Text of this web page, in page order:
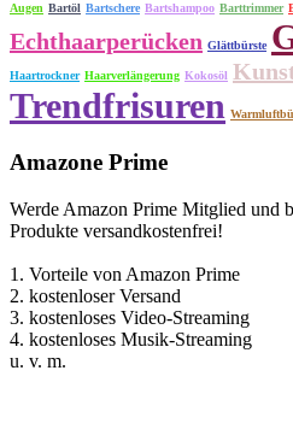
Augen Bartöl Bartschere Bartshampoo Barttrimmer
Echthaarperücken Glättbürste
Haartrockner Haarverlängerung Kokosöl
Trendfrisuren
Amazone Prime
Werde Amazon Prime Mitglied und
Produkte versandkostenfrei!
1. Vorteile von Amazon Prime
2. kostenloser Versand
3. kostenloses Video-Streaming
4. kostenloses Musik-Streaming
u. v. m.